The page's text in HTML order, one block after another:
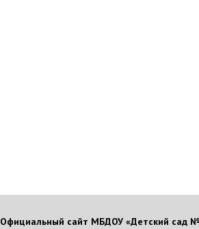
Официальный сайт МБДОУ «Детский сад